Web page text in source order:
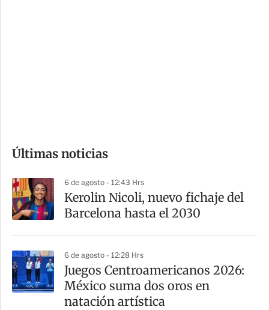
m
a
r
t
i
r
Últimas noticias
6 de agosto - 12:43 Hrs
Kerolin Nicoli, nuevo fichaje del
Barcelona hasta el 2030
6 de agosto - 12:28 Hrs
Juegos Centroamericanos 2026:
México suma dos oros en
natación artística